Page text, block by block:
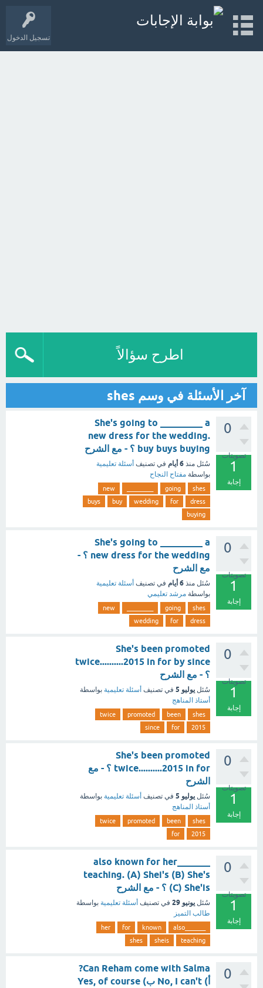
تسجيل الدخول
اطرح سؤالاً
آخر الأسئلة في وسم shes
0
تصويتات
1
إجابة
She's going to _________ a
new dress for the wedding.
buy buys buying ؟ - مع الشرح
سُئل منذ 6 أيام في تصنيف أسئلة تعليمية
بواسطة مفتاح النجاح
shes
going
new
dress
for
wedding
buy
buys
buying
0
تصويتات
1
إجابة
She's going to _________ a
new dress for the wedding ؟ -
مع الشرح
سُئل منذ 6 أيام في تصنيف أسئلة تعليمية
بواسطة مرشد تعليمي
shes
going
new
dress
for
wedding
0
تصويتات
1
إجابة
She's been promoted
twice..........2015 in for by since
؟ - مع الشرح
سُئل يوليو 5 في تصنيف أسئلة تعليمية بواسطة
أستاذ المناهج
shes
been
promoted
twice
2015
for
since
0
تصويتات
1
إجابة
She's been promoted
twice..........2015 in for ؟ - مع
الشرح
سُئل يوليو 5 في تصنيف أسئلة تعليمية بواسطة
أستاذ المناهج
shes
been
promoted
twice
2015
for
0
تصويتات
1
إجابة
_______also known for her
teaching. (A) Shei's (B) She's
(C) She'is ؟ - مع الشرح
سُئل يونيو 29 في تصنيف أسئلة تعليمية بواسطة
طالب التميز
known
for
her
teaching
sheis
shes
0
Can Reham come with Salma?
أ) No, I can't ب) Yes, of course